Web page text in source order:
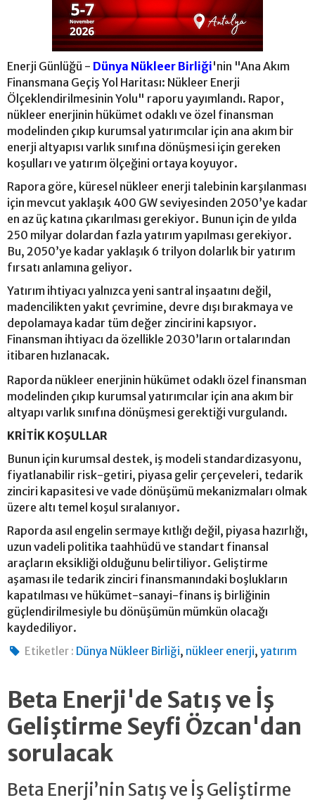
Enerji Günlüğü - Dünya Nükleer Birliği'nin "Ana Akım
Finansmana Geçiş Yol Haritası: Nükleer Enerji
Ölçeklendirilmesinin Yolu" raporu yayımlandı. Rapor,
nükleer enerjinin hükümet odaklı ve özel finansman
modelinden çıkıp kurumsal yatırımcılar için ana akım bir
enerji altyapısı varlık sınıfına dönüşmesi için gereken
koşulları ve yatırım ölçeğini ortaya koyuyor.
Rapora göre, küresel nükleer enerji talebinin karşılanması
için mevcut yaklaşık 400 GW seviyesinden 2050’ye kadar
en az üç katına çıkarılması gerekiyor. Bunun için de yılda
250 milyar dolardan fazla yatırım yapılması gerekiyor.
Bu, 2050’ye kadar yaklaşık 6 trilyon dolarlık bir yatırım
fırsatı anlamına geliyor.
Yatırım ihtiyacı yalnızca yeni santral inşaatını değil,
madencilikten yakıt çevrimine, devre dışı bırakmaya ve
depolamaya kadar tüm değer zincirini kapsıyor.
Finansman ihtiyacı da özellikle 2030’ların ortalarından
itibaren hızlanacak.
Raporda nükleer enerjinin hükümet odaklı özel finansman
modelinden çıkıp kurumsal yatırımcılar için ana akım bir
altyapı varlık sınıfına dönüşmesi gerektiği vurgulandı.
KRİTİK KOŞULLAR
Bunun için kurumsal destek, iş modeli standardizasyonu,
fiyatlanabilir risk-getiri, piyasa gelir çerçeveleri, tedarik
zinciri kapasitesi ve vade dönüşümü mekanizmaları olmak
üzere altı temel koşul sıralanıyor.
Raporda asıl engelin sermaye kıtlığı değil, piyasa hazırlığı,
uzun vadeli politika taahhüdü ve standart finansal
araçların eksikliği olduğunu belirtiliyor. Geliştirme
aşaması ile tedarik zinciri finansmanındaki boşlukların
kapatılması ve hükümet-sanayi-finans iş birliğinin
güçlendirilmesiyle bu dönüşümün mümkün olacağı
kaydediliyor.
Etiketler : Dünya Nükleer Birliği, nükleer enerji,yatırım
Beta Enerji'de Satış ve İş
Geliştirme Seyfi Özcan'dan
sorulacak
Beta Enerji’nin Satış ve İş Geliştirme